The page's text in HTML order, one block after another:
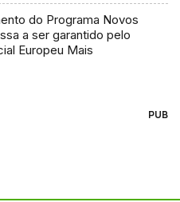
do Programa Novos
a ser garantido pelo
Europeu Mais
PUB